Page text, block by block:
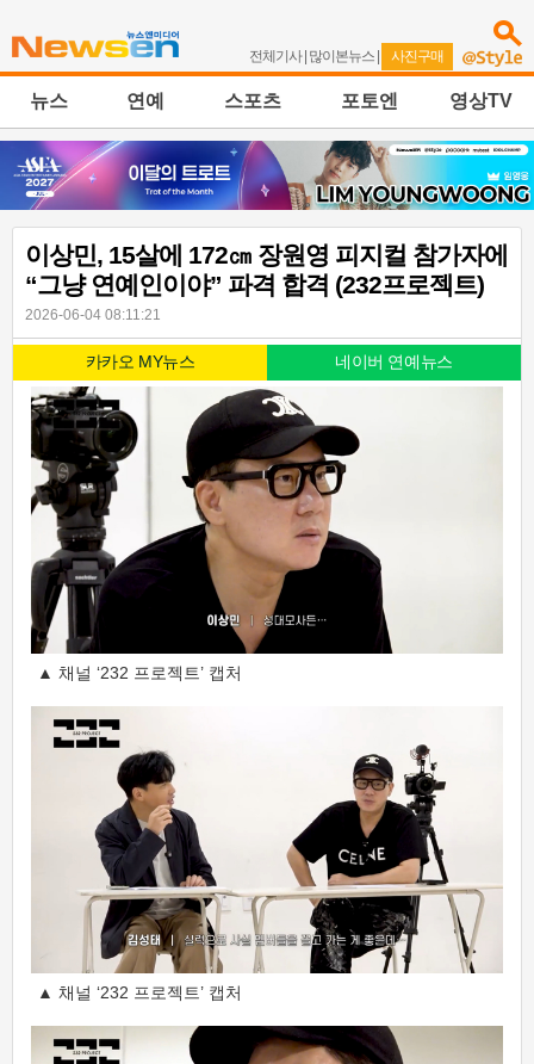
전체기사| 많이본뉴스 | 사진구매
뉴스 연예 스포츠 포토엔 영상TV
이상민, 15살에 172㎝ 장원영 피지컬 참가자에
“그냥 연예인이야” 파격 합격 (232프로젝트)
2026-06-04 08:11:21
카카오 MY뉴스 네이버 연예뉴스
▲ 채널 ‘232 프로젝트’ 캡처
▲ 채널 ‘232 프로젝트’ 캡처